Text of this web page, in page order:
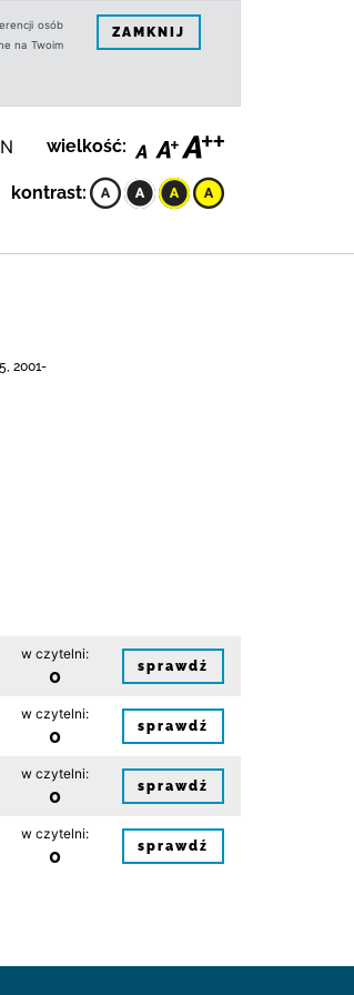
osób
na Twoim
ZAMKNIJ
wielkość:
kontrast:
2001-
w czytelni:
0 sprawdź
w czytelni:
0 sprawdź
w czytelni:
0 sprawdź
w czytelni:
0 sprawdź